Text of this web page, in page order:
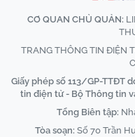
CƠ QUAN CHỦ QUẢN:
TRANG THÔNG TIN ĐIỆN
Giấy phép số 113/GP-TTĐT
tin điện tử - Bộ Thông tin
Tổng Biên tập:
Tòa soạn: Số 70 Trần